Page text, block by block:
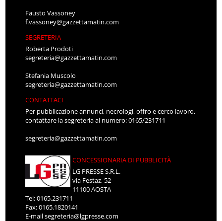
Fausto Vassoney
f.vassoney@gazzettamatin.com
SEGRETERIA
Roberta Prodoti
segreteria@gazzettamatin.com
Stefania Muscolo
segreteria@gazzettamatin.com
CONTATTACI
Per pubblicazione annunci, necrologi, offro e cerco lavoro,
contattare la segreteria al numero: 0165/231711
segreteria@gazzettamatin.com
CONCESSIONARIA DI PUBBLICITÀ
LG PRESSE S.R.L.
via Festaz, 52
11100 AOSTA
Tel: 0165.231711
Fax: 0165.1820141
E-mailsegreteria@lgpresse.com